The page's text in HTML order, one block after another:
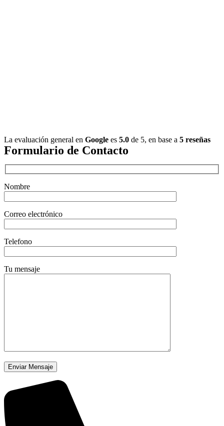
La evaluación general en Google es 5.0 de 5, en base a 5 reseñas
Formulario de Contacto
Nombre
Correo electrónico
Telefono
Tu mensaje